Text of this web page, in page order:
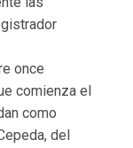
once
comienza el
como
del